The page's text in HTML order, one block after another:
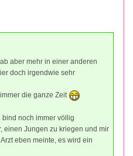
aber mehr in einer anderen
doch irgendwie sehr
die ganze Zeit
noch immer völlig
einen Jungen zu kriegen und mir
eben meinte, es wird ein